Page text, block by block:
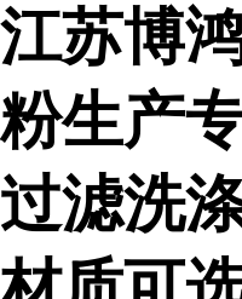
江苏博
粉生产
过滤洗